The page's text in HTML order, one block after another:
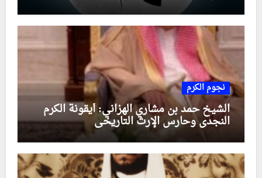
نجوم الكرم
الشيخ حمد بن مشاري الهزاني: أيقونة الكرم
النجدي وحارس الإرث التاريخي